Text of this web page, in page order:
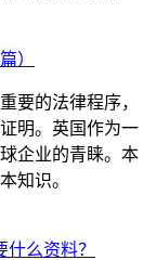
）
要的法律程序，
明。英国作为一
企业的青睐。本
知识。
么资料？